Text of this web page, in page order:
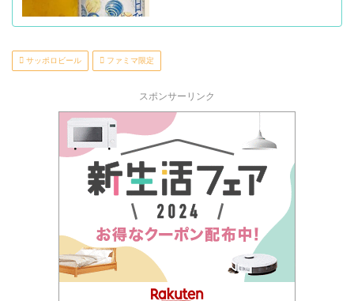
サッポロビール ファミマ限定
スポンサーリンク